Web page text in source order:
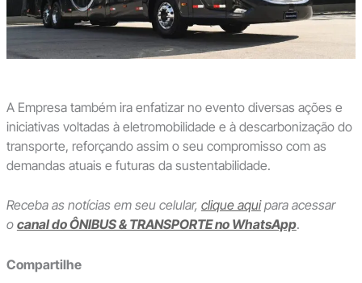
A Empresa também ira enfatizar no evento diversas ações e
iniciativas voltadas à eletromobilidade e à descarbonização do
transporte, reforçando assim o seu compromisso com as
demandas atuais e futuras da sustentabilidade.
Receba as notícias em seu celular, clique aquipara acessar
o canal do ÔNIBUS & TRANSPORTE no WhatsApp.
Compartilhe